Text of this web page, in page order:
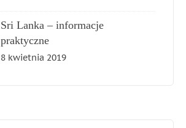
Sri Lanka – informacje
praktyczne
8 kwietnia 2019